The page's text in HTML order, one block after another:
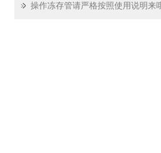
操作冻存管请严格按照使用说明来